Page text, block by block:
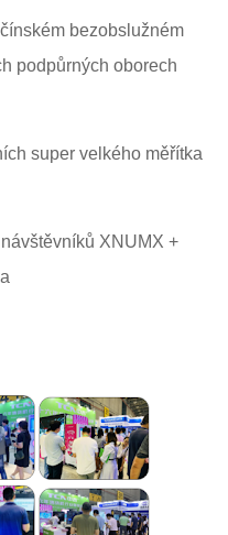
bezobslužném
podpůrných oborech
super velkého měřítka
XNUMX +